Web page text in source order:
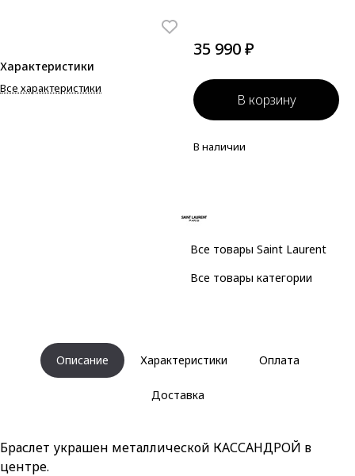
Характеристики
Все характеристики
35 990 ₽
В корзину
В наличии
Все товары Saint Laurent
Все товары категории
Описание Характеристики Оплата
Доставка
Браслет украшен металлической КАССАНДРОЙ в
центре.